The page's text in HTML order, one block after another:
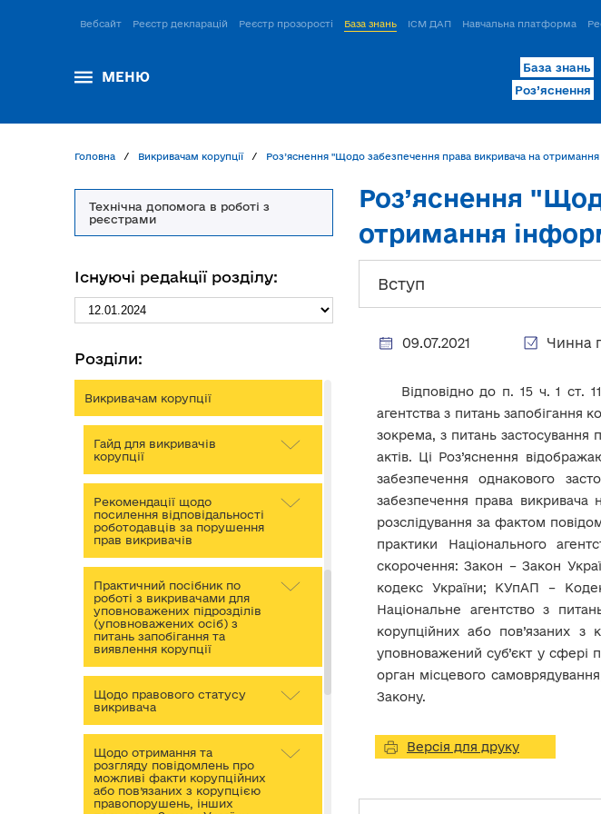
Вебсайт Реєстр декларацій Реєстр прозорості База знань ІСМ ДАП Навчальна платформа
МЕНЮ
База знань
Роз’яснення
Головна Викривачам корупції Роз’яснення "Щодо забезпечення права викривача на отримання
Технічна допомога в роботі з
реєстрами
Існуючі редакції розділу:
Розділи:
Викривачам корупції
Гайд для викривачів
корупції
Рекомендації щодо
посилення відповідальності
роботодавців за порушення
прав викривачів
Практичний посібник по
роботі з викривачами для
уповноважених підрозділів
(уповноважених осіб) з
питань запобігання та
виявлення корупції
Щодо правового статусу
викривача
Щодо отримання та
розгляду повідомлень про
можливі факти корупційних
або пов’язаних з корупцією
правопорушень, інших
Роз’яснення
отримання
Вступ
09.07.2021 Чинна
Відповідно до п. 15 ч. 1 ст.
агентства з питань запобігання
зокрема, з питань
актів. Ці Роз’яснення
забезпечення однакового
забезпечення права викривача
розслідування за фактом
практики Національного
скорочення: Закон – Закон
кодекс України; КУпАП –
Національне агентство з
корупційних або пов’язаних
уповноважений суб’єкт у сфері
орган місцевого
Закону.
Версія для друку